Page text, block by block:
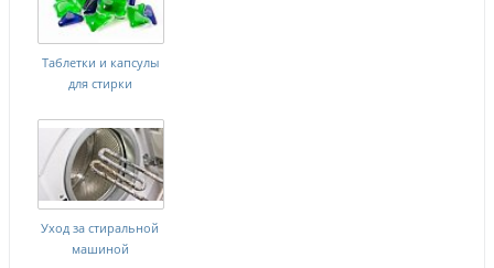
Таблетки и капсулы
для стирки
Уход за стиральной
машиной